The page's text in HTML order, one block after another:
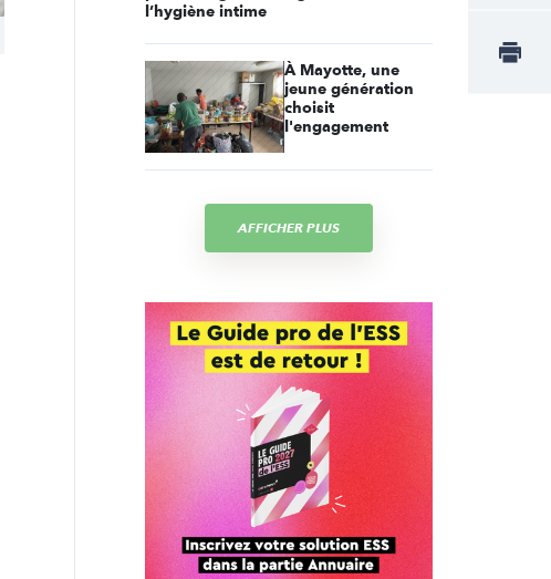
l’hygiène intime
À Mayotte, une
jeune génération
choisit
l'engagement
AFFICHER PLUS